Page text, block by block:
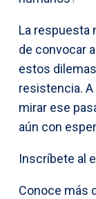
La respuesta
de convocar
estos
resistencia.
mirar ese
aún con
Inscríbete al
Conoce más